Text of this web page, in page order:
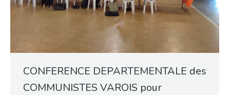
CONFERENCE DEPARTEMENTALE des
COMMUNISTES VAROIS pour